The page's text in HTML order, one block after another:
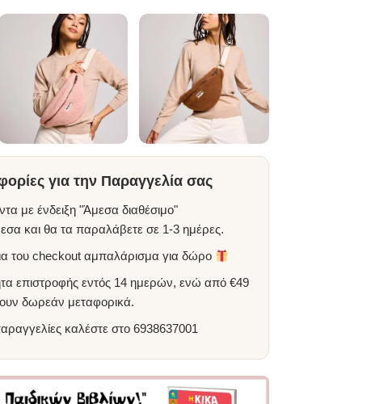
για την Παραγγελία σας
με ένδειξη "Άμεσα διαθέσιμο"
και θα τα παραλάβετε σε 1-3 ημέρες.
του checkout αμπαλάρισμα για δώρο
επιστροφής εντός 14 ημερών, ενώ από €49
δωρεάν μεταφορικά.
καλέστε στο 6938637001